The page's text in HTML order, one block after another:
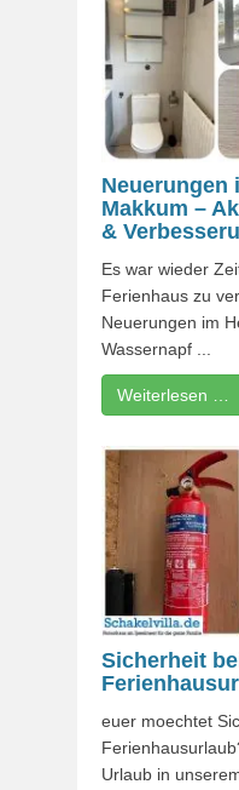
Neuerungen
Makkum –
&
Es war wieder
Ferienhaus zu
Neuerungen im
Wassernapf ...
Weiterlesen …
Sicherheit
euer moechtet
Urlaub in